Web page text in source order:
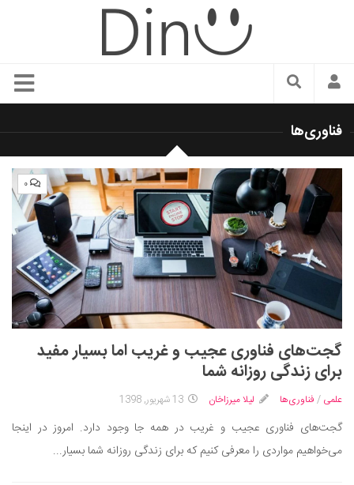
سبک زندگی
زیبایی و آرایش
شیک پوشی
دکوراسیون و چیدمان
غذا
رستوران گردی
آشپزی
سفر و گردشگری
ایران گردی
جهان گردی
موفقیت و مهارت‌های فردی
فناوری‌ها
۰
گجت‌های فناوری عجیب و غریب اما بسیار مفید
برای زندگی روزانه شما
علمی / فناوری‌ها لیلا میرزاخان 13 شهریور, 1398
گجت‌های فناوری عجیب و غریب در همه جا وجود دارد. امروز در اینجا
می‌خواهیم مواردی را معرفی کنیم که برای زندگی روزانه شما بسیار...